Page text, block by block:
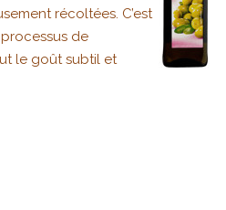
récoltées. C’est
de
le goût subtil et